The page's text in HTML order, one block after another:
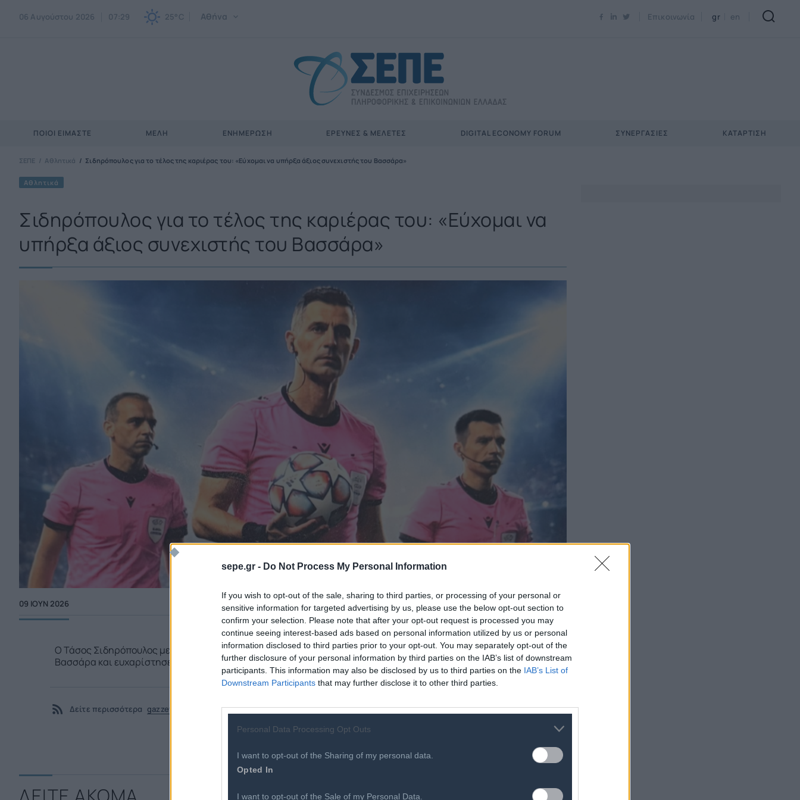
sepe.gr - Do Not Process My Personal Information
If you wish to opt-out of the sale, sharing to third parties, or processing of your personal or
sensitive information for targeted advertising by us, please use the below opt-out section to
confirm your selection. Please note that after your opt-out request is processed you may
continue seeing interest-based ads based on personal information utilized by us or personal
information disclosed to third parties prior to your opt-out. You may separately opt-out of the
further disclosure of your personal information by third parties on the IAB’s list of downstream
participants. This information may also be disclosed by us to third parties on the IAB’s List of
Downstream Participants that may further disclose it to other third parties.
Personal Data Processing Opt Outs
I want to opt-out of the Sharing of my personal data.
Opted In
I want to opt-out of the Sale of my Personal Data.
06 Αυγούστου 2026 07:29 25°C Αθήνα Επικοινωνία gr en
ΠΟΙΟΙ ΕΊΜΑΣΤΕ ΜΈΛΗ ΕΝΗΜΕΡΩΣΗ ΈΡΕΥΝΕΣ & ΜΕΛΈΤΕΣ DIGITAL ECONOMY FORUM ΣΥΝΕΡΓΑΣΊΕΣ ΚΑΤΆΡΤΙΣΗ
ΣΕΠΕ Αθλητικά Σιδηρόπουλος για το τέλος της καριέρας του: «Εύχομαι να υπήρξα άξιος συνεχιστής του Βασσάρα»
Αθλητικά
Σιδηρόπουλος για το τέλος της καριέρας του: «Εύχομαι να
υπήρξα άξιος συνεχιστής του Βασσάρα»
09 ΙΟΥΝ 2026
Ο Τάσος Σιδηρόπουλος με ανάρτησή του στάθηκε στην αποχώρησή του από την διαιτησία και με μνεία στον
Βασσάρα και ευχαρίστησε όσους τον βοήθησαν στην καριέρα του.
Δείτε περισσότερα gazzetta.gr - Αθλητικά
Περισσότερα
Newsletter Email*